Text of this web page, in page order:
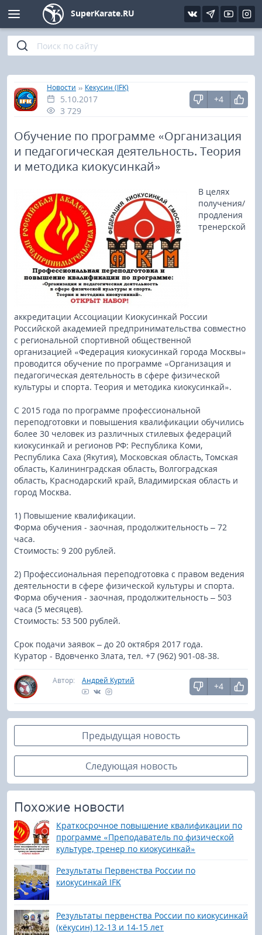
SuperKarate.RU
Главная
»
Новости » Кекусин (IFK)
5.10.2017
3 729
+4
Обучение по программе «Организация
и педагогическая деятельность. Теория
и методика киокусинкай»
В целях
получения/
продления
тренерской
аккредитации Ассоциации Киокусинкай России
Российской академией предпринимательства совместно
с региональной спортивной общественной
организацией «Федерация киокусинкай города Москвы»
проводится обучение по программе «Организация и
педагогическая деятельность в сфере физической
культуры и спорта. Теория и методика киокусинкай».
С 2015 года по программе профессиональной
переподготовки и повышения квалификации обучились
более 30 человек из различных стилевых федераций
киокусинкай и регионов РФ: Республика Коми,
Республика Саха (Якутия), Московская область, Томская
область, Калининградская область, Волгоградская
область, Краснодарский край, Владимирская область и
город Москва.
1) Повышение квалификации.
Форма обучения - заочная, продолжительность – 72
часа.
Стоимость: 9 200 рублей.
2) Профессиональная переподготовка с правом ведения
деятельности в сфере физической культуры и спорта.
Форма обучения - заочная, продолжительность – 503
часа (5 месяцев).
Стоимость: 53 500 рублей.
Срок подачи заявок – до 20 октября 2017 года.
Куратор - Вдовченко Злата, тел. +7 (962) 901-08-38.
Автор: Андрей Куртий
+4
Предыдущая новость
Следующая новость
Похожие новости
Краткосрочное повышение квалификации по
программе «Преподаватель по физической
культуре, тренер по киокусинкай»
Результаты Первенства России по
киокусинкай IFK
Результаты первенства России по киокусинкай
(кёкусин) 12-13 и 14-15 лет
Киокушинкай
Кёкусин (IFK)
Шинкиокушинкай
Кекусин-кан
Кикбоксинг и K-1
UFC и MMA
Муай тай
Фото
Видео
Интервью
Статьи
Уроки каратэ
Файлы
Библиотека